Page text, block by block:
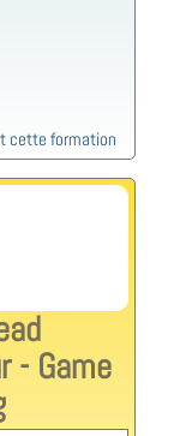
cette formation
- Game